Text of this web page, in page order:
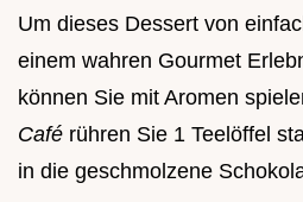
Um dieses Dessert von
einem wahren Gourmet
können Sie mit Aromen
Café rühren Sie 1 Teelöffel
in die geschmolzene